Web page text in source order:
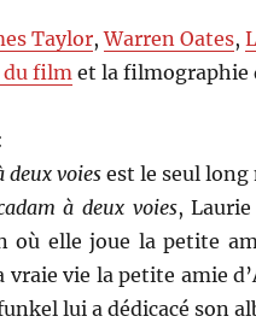
Taylor,Warren Oates,
film et la filmographie
deux voies est le seul long
à deux voies,
où elle joue la petite
vraie vie la petite amie
lui a dédicacé son